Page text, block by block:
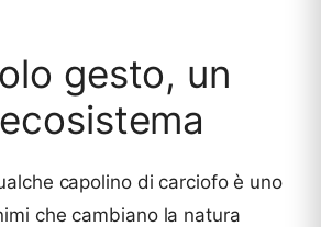
gesto, un
capolino di carciofo è uno
che cambiano la natura